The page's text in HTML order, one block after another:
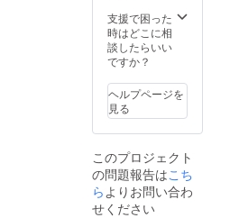
支援で困った
時はどこに相
談したらいい
ですか？
ヘルプページを
見る
このプロジェクト
の問題報告はこち
ら よりお問い合わ
せください